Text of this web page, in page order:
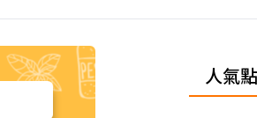
人氣